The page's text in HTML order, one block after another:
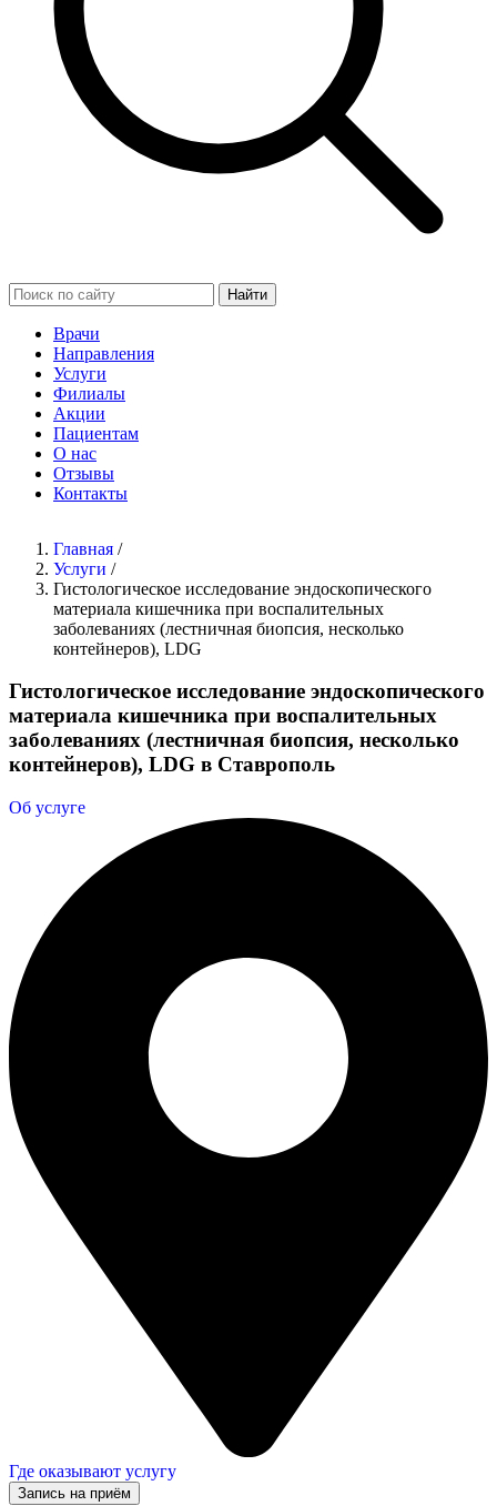
Найти
Врачи
Направления
Услуги
Филиалы
Акции
Пациентам
О нас
Отзывы
Контакты
Главная /
Услуги /
Гистологическое исследование эндоскопического
материала кишечника при воспалительных
заболеваниях (лестничная биопсия, несколько
контейнеров), LDG
Гистологическое исследование эндоскопического
материала кишечника при воспалительных
заболеваниях (лестничная биопсия, несколько
контейнеров), LDG в Ставрополь
Об услуге
Где оказывают услугу
Запись на приём